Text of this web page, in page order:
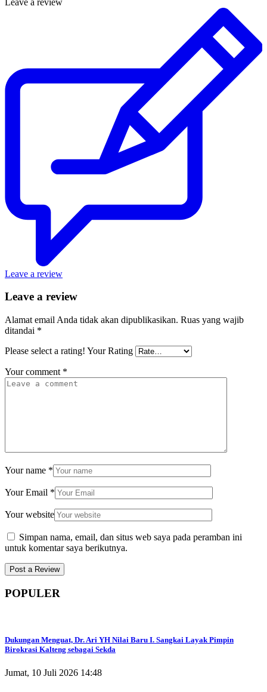
Leave a review
Leave a review
Alamat email Anda tidak akan dipublikasikan. Ruas yang wajib
ditandai *
Please select a rating! Your Rating
Your comment *
Your name *
Your Email *
Your website
Simpan nama, email, dan situs web saya pada peramban ini
untuk komentar saya berikutnya.
POPULER
Dukungan Menguat, Dr. Ari YH Nilai Baru I. Sangkai Layak Pimpin
Birokrasi Kalteng sebagai Sekda
Jumat, 10 Juli 2026 14:48